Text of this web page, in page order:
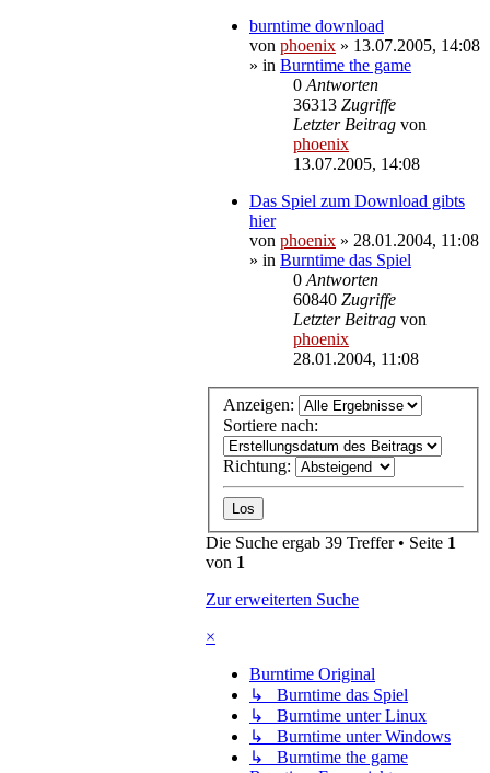
burntime download
von phoenix » 13.07.2005, 14:08
» in Burntime the game
0 Antworten
36313 Zugriffe
Letzter Beitrag von
phoenix
13.07.2005, 14:08
Das Spiel zum Download gibts
hier
von phoenix » 28.01.2004, 11:08
» in Burntime das Spiel
0 Antworten
60840 Zugriffe
Letzter Beitrag von
phoenix
28.01.2004, 11:08
Anzeigen:
Sortiere nach:
Richtung:
Die Suche ergab 39 Treffer • Seite 1
von 1
Zur erweiterten Suche
×
Burntime Original
↳ Burntime das Spiel
↳ Burntime unter Linux
↳ Burntime unter Windows
↳ Burntime the game